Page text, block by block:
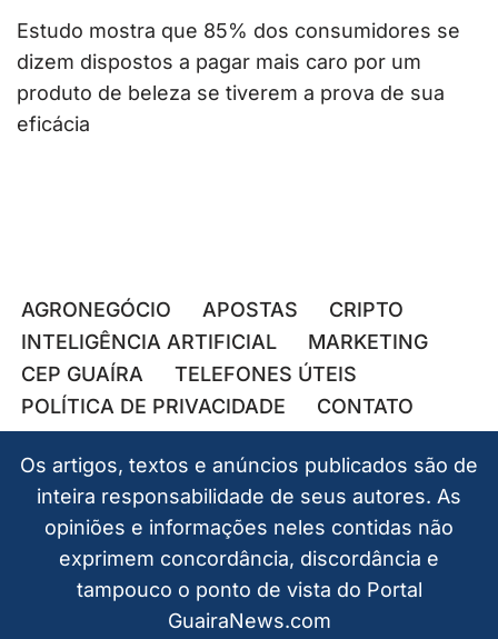
Estudo mostra que 85% dos consumidores se
dizem dispostos a pagar mais caro por um
produto de beleza se tiverem a prova de sua
eficácia
AGRONEGÓCIO APOSTAS
CRIPTO
INTELIGÊNCIA ARTIFICIAL
MARKETING
CEP GUAÍRA
TELEFONES ÚTEIS
POLÍTICA DE PRIVACIDADE
CONTATO
Os artigos, textos e anúncios publicados são de
inteira responsabilidade de seus autores. As
opiniões e informações neles contidas não
exprimem concordância, discordância e
tampouco o ponto de vista do Portal
GuairaNews.com